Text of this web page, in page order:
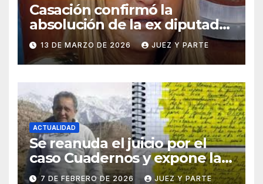
Casación confirmó la
absolución de la ex diputada
Aída Ayala en una causa por
presunta corrupción
13 DE MARZO DE 2026 JUEZ Y PARTE
ACTUALIDAD
Se reanuda el juicio por el
caso Cuadernos y expone la
defensa de Cristina Kirchner
7 DE FEBRERO DE 2026 JUEZ Y PARTE